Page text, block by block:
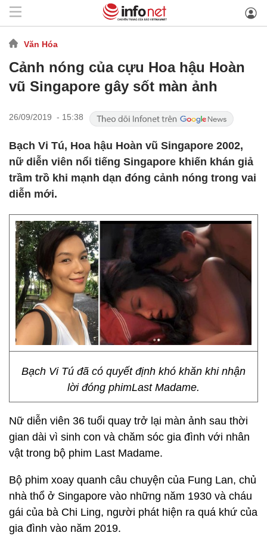
Văn Hóa
Cảnh nóng của cựu Hoa hậu Hoàn
vũ Singapore gây sốt màn ảnh
26/09/2019 - 15:38
Bạch Vi Tú, Hoa hậu Hoàn vũ Singapore 2002,
nữ diễn viên nổi tiếng Singapore khiến khán giả
trầm trồ khi mạnh dạn đóng cảnh nóng trong vai
diễn mới.
Bạch Vi Tú đã có quyết định khó khăn khi nhận
lời đóng phimLast Madame.
Nữ diễn viên 36 tuổi quay trở lại màn ảnh sau thời
gian dài vì sinh con và chăm sóc gia đình với nhân
vật trong bộ phim Last Madame.
Bộ phim xoay quanh câu chuyện của Fung Lan, chủ
nhà thổ ở Singapore vào những năm 1930 và cháu
gái của bà Chi Ling, người phát hiện ra quá khứ của
gia đình vào năm 2019.